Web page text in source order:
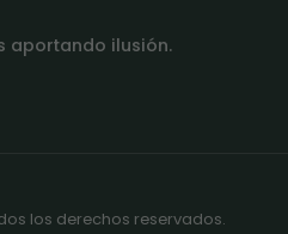
aportando ilusión.
los derechos reservados.